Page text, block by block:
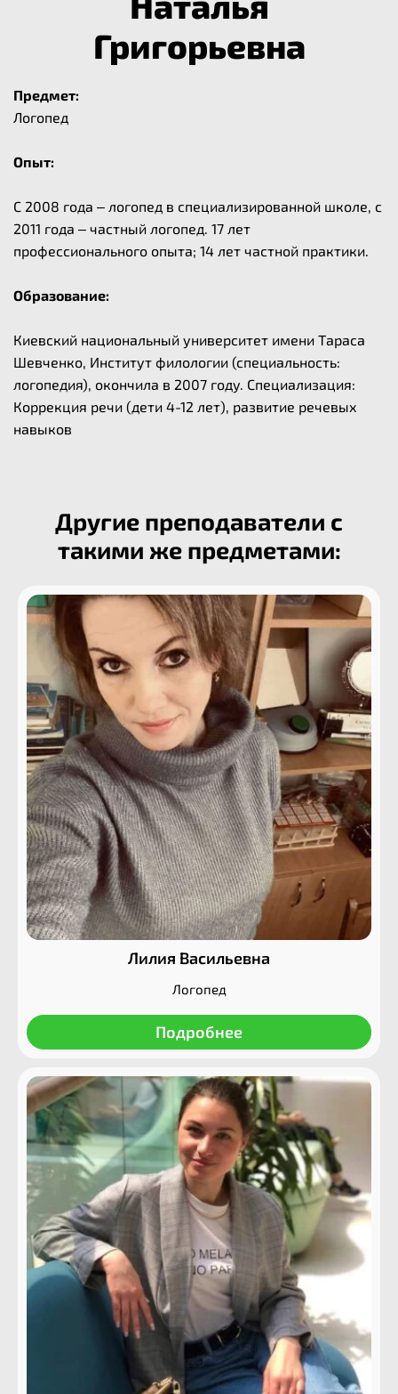
Григорьевна
Предмет:
Логопед
Опыт:
С 2008 года – логопед в специализированной школе, с
2011 года – частный логопед. 17 лет
профессионального опыта; 14 лет частной практики.
Образование:
Киевский национальный университет имени Тараса
Шевченко, Институт филологии (специальность:
логопедия), окончила в 2007 году. Специализация:
Коррекция речи (дети 4-12 лет), развитие речевых
навыков
Другие преподаватели с
такими же предметами:
Лилия Васильевна
Логопед
Подробнее